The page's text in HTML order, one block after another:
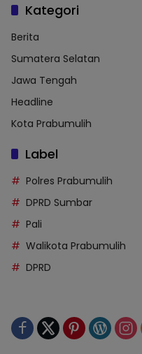
Kategori
Berita
Sumatera Selatan
Jawa Tengah
Headline
Kota Prabumulih
Label
Polres Prabumulih
DPRD Sumbar
Pali
Walikota Prabumulih
DPRD